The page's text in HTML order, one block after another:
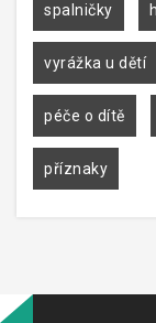
spalničky
vyrážka u dětí
péče o dítě
příznaky